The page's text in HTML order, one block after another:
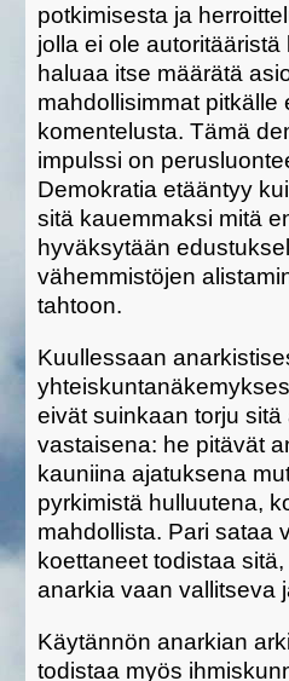
potkimisesta ja
jolla ei ole autoritääristä
haluaa itse määrätä
mahdollisimmat pitkälle
komentelusta. Tämä
impulssi on
Demokratia etääntyy
sitä kauemmaksi mitä
hyväksytään
vähemmistöjen
tahtoon.
Kuullessaan
eivät suinkaan torju sitä
vastaisena: he pitävät
kauniina ajatuksena
pyrkimistä hulluutena,
mahdollista. Pari sataa
koettaneet todistaa
anarkia vaan vallitseva
Käytännön anarkian
todistaa myös